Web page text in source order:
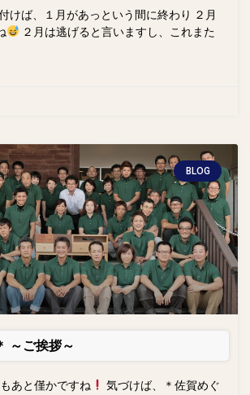
けば、１月があっという間に終わり ２月
２月は逃げると言いますし、これまた
BLOG
～ご挨拶～
あと僅かですね
気づけば、＊佐賀めぐ